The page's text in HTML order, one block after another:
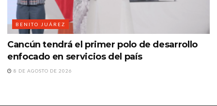
BENITO JUÁREZ
Cancún tendrá el primer polo de desarrollo
enfocado en servicios del país
8 DE AGOSTO DE 2026